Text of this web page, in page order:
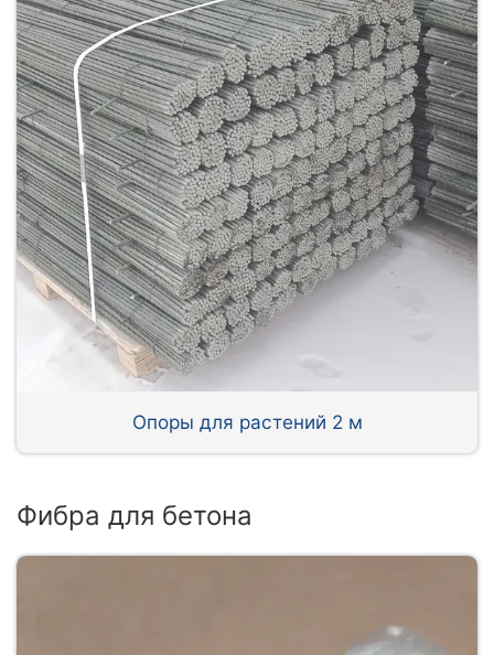
Опоры для растений 2 м
Фибра для бетона